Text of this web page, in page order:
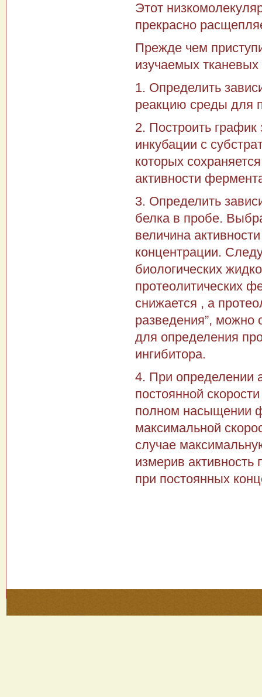
Этот
прекрасно
Прежде чем
изучаемых
1. Определить
реакцию среды для
2. Построить
инкубации с
которых
активности
3. Определить
белка в пробе.
величина
концентрации.
биологических
протеолитических
снижается , а
разведения”,
для определения
ингибитора.
4. При определении
постоянной
полном насыщении
максимальной
случае
измерив активность
при постоянных